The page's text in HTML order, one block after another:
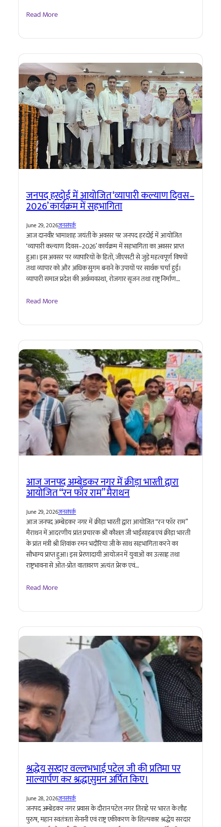
Read More
जनपद हरदोई में आयोजित ‘व्यापारी कल्याण दिवस–
2026’ कार्यक्रम में सहभागिता
June 29, 2026जनसंपर्क
आज दानवीर भामाशाह जयंती के अवसर पर जनपद हरदोई में आयोजित
‘व्यापारी कल्याण दिवस–2026’ कार्यक्रम में सहभागिता का अवसर प्राप्त
हुआ। इस अवसर पर व्यापारियों के हितों, जीएसटी से जुड़े महत्वपूर्ण विषयों
तथा व्यापार को और अधिक सुगम बनाने के उपायों पर सार्थक चर्चा हुई।
व्यापारी समाज प्रदेश की अर्थव्यवस्था, रोजगार सृजन तथा राष्ट्र निर्माण…
Read More
आज जनपद अम्बेडकर नगर में क्रीड़ा भारती द्वारा
आयोजित “रन फॉर राम” मैराथन
June 29, 2026जनसंपर्क
आज जनपद अम्बेडकर नगर में क्रीड़ा भारती द्वारा आयोजित “रन फॉर राम”
मैराथन में आदरणीय प्रांत प्रचारक श्री कौशल जी भाईसाहब एवं क्रीड़ा भारती
के प्रांत मंत्री श्री शिवांक रमन भदौरिया जी के साथ सहभागिता करने का
सौभाग्य प्राप्त हुआ। इस प्रेरणादायी आयोजन में युवाओं का उत्साह तथा
राष्ट्रभावना से ओत-प्रोत वातावरण अत्यंत प्रेरक एवं…
Read More
श्रद्धेय सरदार वल्लभभाई पटेल जी की प्रतिमा पर
माल्यार्पण कर श्रद्धासुमन अर्पित किए।
June 28, 2026जनसंपर्क
जनपद अम्बेडकर नगर प्रवास के दौरान पटेल नगर तिराहे पर भारत के लौह
पुरुष, महान स्वतंत्रता सेनानी एवं राष्ट्र एकीकरण के शिल्पकार श्रद्धेय सरदार